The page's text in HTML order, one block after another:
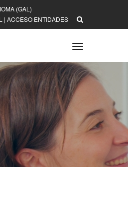
(GAL)
| ACCESO ENTIDADES
Toggle
navigation